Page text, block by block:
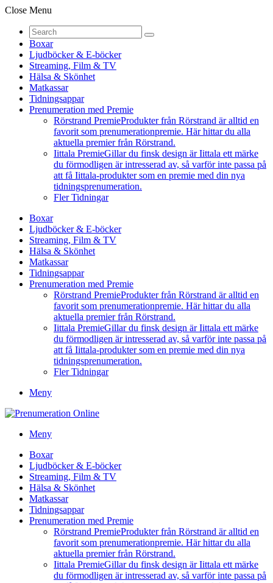
Close Menu
Boxar
Ljudböcker & E-böcker
Streaming, Film & TV
Hälsa & Skönhet
Matkassar
Tidningsappar
Prenumeration med Premie
Rörstrand PremieProdukter från Rörstrand är alltid en
favorit som prenumerationpremie. Här hittar du alla
aktuella premier från Rörstrand.
Iittala PremieGillar du finsk design är Iittala ett märke
du förmodligen är intresserad av, så varför inte passa på
att få Iittala-produkter som en premie med din nya
tidningsprenumeration.
Fler Tidningar
Boxar
Ljudböcker & E-böcker
Streaming, Film & TV
Hälsa & Skönhet
Matkassar
Tidningsappar
Prenumeration med Premie
Rörstrand PremieProdukter från Rörstrand är alltid en
favorit som prenumerationpremie. Här hittar du alla
aktuella premier från Rörstrand.
Iittala PremieGillar du finsk design är Iittala ett märke
du förmodligen är intresserad av, så varför inte passa på
att få Iittala-produkter som en premie med din nya
tidningsprenumeration.
Fler Tidningar
Meny
Meny
Boxar
Ljudböcker & E-böcker
Streaming, Film & TV
Hälsa & Skönhet
Matkassar
Tidningsappar
Prenumeration med Premie
Rörstrand PremieProdukter från Rörstrand är alltid en
favorit som prenumerationpremie. Här hittar du alla
aktuella premier från Rörstrand.
Iittala PremieGillar du finsk design är Iittala ett märke
du förmodligen är intresserad av, så varför inte passa på